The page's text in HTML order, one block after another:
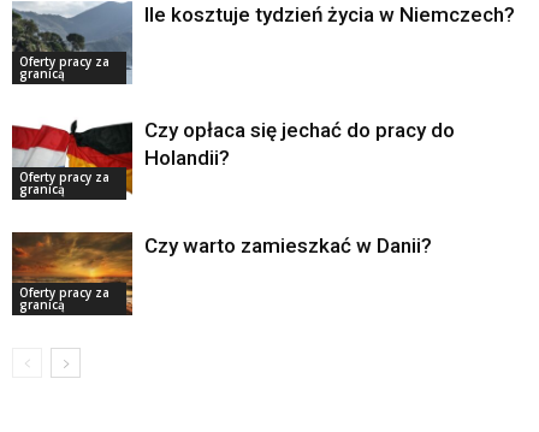
Oferty pracy za
granicą
Ile kosztuje tydzień życia w Niemczech?
Oferty pracy za
granicą
Czy opłaca się jechać do pracy do
Holandii?
Oferty pracy za
granicą
Czy warto zamieszkać w Danii?